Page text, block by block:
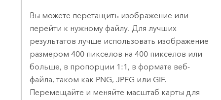
Вы можете перетащить изображение или
перейти к нужному файлу. Для лучших
результатов лучше использовать изображение
размером 400 пикселов на 400 пикселов или
больше, в пропорции 1:1, в формате веб-
файла, таком как PNG, JPEG или GIF.
Перемещайте и меняйте масштаб карты для